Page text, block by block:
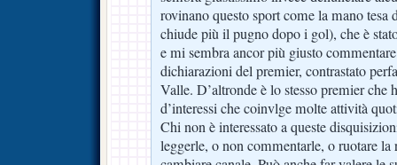
rovinano questo sport come la mano
chiude più il pugno dopo i gol), che è
e mi sembra ancor più giusto
dichiarazioni del premier, contrastato
Valle. D’altronde è lo stesso premier che
d’interessi che coinvlge molte attività
Chi non è interessato a queste
leggerle, o non commentarle, o ruotare